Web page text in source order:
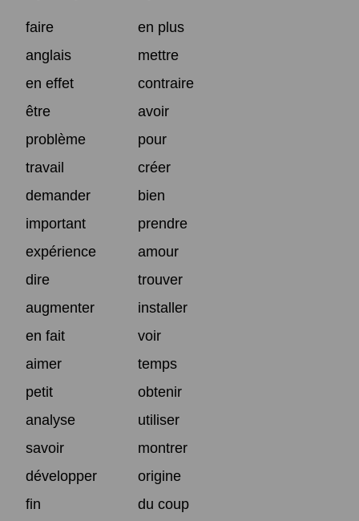
faire
en plus
anglais
mettre
en effet
contraire
être
avoir
problème
pour
travail
créer
demander
bien
important
prendre
expérience
amour
dire
trouver
augmenter
installer
en fait
voir
aimer
temps
petit
obtenir
analyse
utiliser
savoir
montrer
développer
origine
fin
du coup